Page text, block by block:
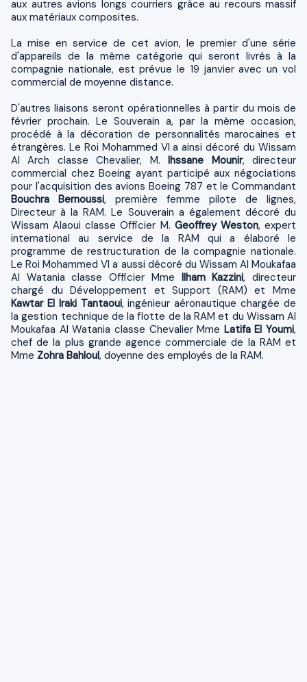
aux autres avions longs courriers grâce au recours massif
aux matériaux composites.
La mise en service de cet avion, le premier d'une série
d'appareils de la même catégorie qui seront livrés à la
compagnie nationale, est prévue le 19 janvier avec un vol
commercial de moyenne distance.
D'autres liaisons seront opérationnelles à partir du mois de
février prochain. Le Souverain a, par la même occasion,
procédé à la décoration de personnalités marocaines et
étrangères. Le Roi Mohammed VI a ainsi décoré du Wissam
Al Arch classe Chevalier, M.Ihssane Mounir, directeur
commercial chez Boeing ayant participé aux négociations
pour l'acquisition des avions Boeing 787 et le Commandant
Bouchra Bernoussi, première femme pilote de lignes,
Directeur à la RAM. Le Souverain a également décoré du
Wissam Alaoui classe Officier M. Geoffrey Weston, expert
international au service de la RAM qui a élaboré le
programme de restructuration de la compagnie nationale.
Le Roi Mohammed VI a aussi décoré du Wissam Al Moukafaa
Al Watania classe Officier Mme Ilham Kazzini, directeur
chargé du Développement et Support (RAM) et Mme
Kawtar El Iraki Tantaoui, ingénieur aéronautique chargée de
la gestion technique de la flotte de la RAM et du Wissam Al
Moukafaa Al Watania classe Chevalier Mme Latifa El Youmi,
chef de la plus grande agence commerciale de la RAM et
Mme Zohra Bahloul, doyenne des employés de la RAM.